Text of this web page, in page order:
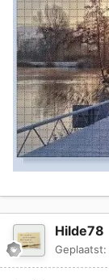
Hilde78
Geplaatst: